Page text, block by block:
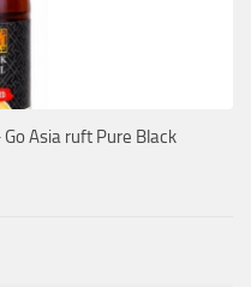
Asia ruft Pure Black